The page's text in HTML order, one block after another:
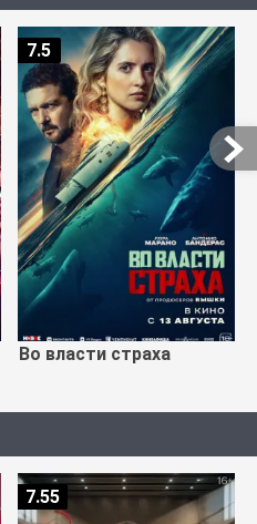
Во власти страха
7.5
7.55